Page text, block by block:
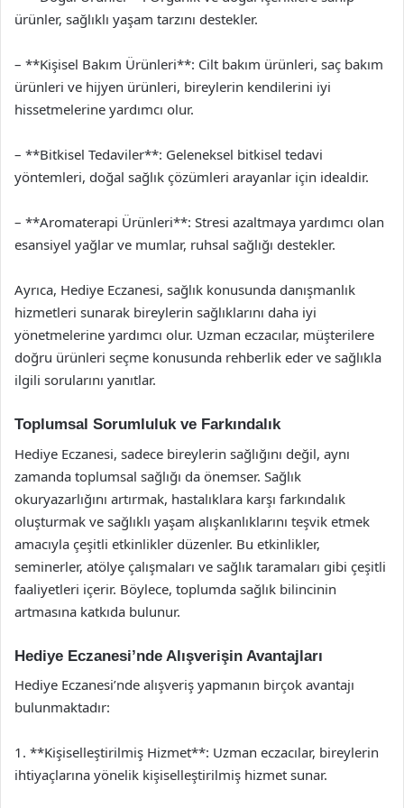
ürünler, sağlıklı yaşam tarzını destekler.
– **Kişisel Bakım Ürünleri**: Cilt bakım ürünleri, saç bakım
ürünleri ve hijyen ürünleri, bireylerin kendilerini iyi
hissetmelerine yardımcı olur.
– **Bitkisel Tedaviler**: Geleneksel bitkisel tedavi
yöntemleri, doğal sağlık çözümleri arayanlar için idealdir.
– **Aromaterapi Ürünleri**: Stresi azaltmaya yardımcı olan
esansiyel yağlar ve mumlar, ruhsal sağlığı destekler.
Ayrıca, Hediye Eczanesi, sağlık konusunda danışmanlık
hizmetleri sunarak bireylerin sağlıklarını daha iyi
yönetmelerine yardımcı olur. Uzman eczacılar, müşterilere
doğru ürünleri seçme konusunda rehberlik eder ve sağlıkla
ilgili sorularını yanıtlar.
Toplumsal Sorumluluk ve Farkındalık
Hediye Eczanesi, sadece bireylerin sağlığını değil, aynı
zamanda toplumsal sağlığı da önemser. Sağlık
okuryazarlığını artırmak, hastalıklara karşı farkındalık
oluşturmak ve sağlıklı yaşam alışkanlıklarını teşvik etmek
amacıyla çeşitli etkinlikler düzenler. Bu etkinlikler,
seminerler, atölye çalışmaları ve sağlık taramaları gibi çeşitli
faaliyetleri içerir. Böylece, toplumda sağlık bilincinin
artmasına katkıda bulunur.
Hediye Eczanesi’nde Alışverişin Avantajları
Hediye Eczanesi’nde alışveriş yapmanın birçok avantajı
bulunmaktadır:
1. **Kişiselleştirilmiş Hizmet**: Uzman eczacılar, bireylerin
ihtiyaçlarına yönelik kişiselleştirilmiş hizmet sunar.